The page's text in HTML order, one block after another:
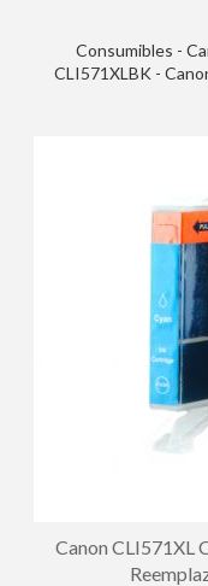
Consumibles -
CLI571XLBK -
Canon CLI571XL